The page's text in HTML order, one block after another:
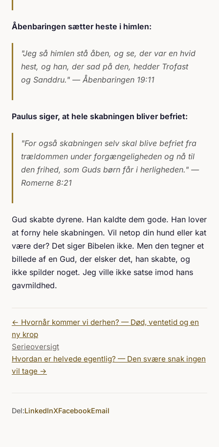
Åbenbaringen sætter heste i himlen:
"Jeg så himlen stå åben, og se, der var en hvid
hest, og han, der sad på den, hedder Trofast
og Sanddru." — Åbenbaringen 19:11
Paulus siger, at hele skabningen bliver befriet:
"For også skabningen selv skal blive befriet fra
trældommen under forgængeligheden og nå til
den frihed, som Guds børn får i herligheden." —
Romerne 8:21
Gud skabte dyrene. Han kaldte dem gode. Han lover
at forny hele skabningen. Vil netop din hund eller kat
være der? Det siger Bibelen ikke. Men den tegner et
billede af en Gud, der elsker det, han skabte, og
ikke spilder noget. Jeg ville ikke satse imod hans
gavmildhed.
← Hvornår kommer vi derhen? — Død, ventetid og en
ny krop
Serieoversigt
Hvordan er helvede egentlig? — Den svære snak ingen
vil tage →
Del:LinkedInXFacebookEmail